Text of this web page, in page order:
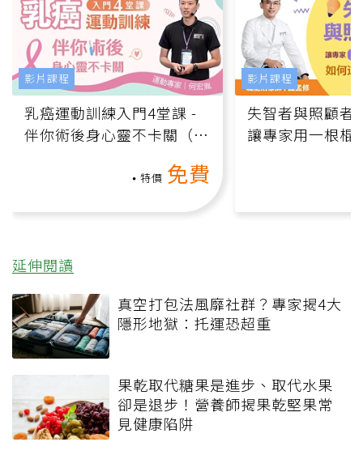
乳癌運動訓練入門4堂課 -
伴你術後身心靈不卡關（線
特價 免費
影片課程
失智者與照顧者
讓專家用一根棍
影片課程
延伸閱讀
真空打包法風靡社群？專家揭4大
隱形地獄：托運恐超重
果乾取代糖果是進步、取代水果
卻是退步！營養師揭果乾堅果常
見健康陷阱